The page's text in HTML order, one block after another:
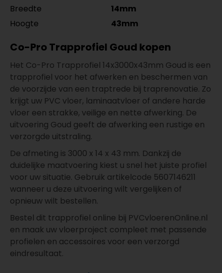
Breedte
14mm
Hoogte
43mm
Co-Pro Trapprofiel Goud kopen
Het Co-Pro Trapprofiel 14x3000x43mm Goud is een
trapprofiel voor het afwerken en beschermen van
de voorzijde van een traptrede bij traprenovatie. Zo
krijgt uw PVC vloer, laminaatvloer of andere harde
vloer een strakke, veilige en nette afwerking. De
uitvoering Goud geeft de afwerking een rustige en
verzorgde uitstraling.
De afmeting is 3000 x 14 x 43 mm. Dankzij de
duidelijke maatvoering kiest u snel het juiste profiel
voor uw situatie. Gebruik artikelcode 5607146211
wanneer u deze uitvoering wilt vergelijken of
opnieuw wilt bestellen.
Bestel dit trapprofiel online bij PVCvloerenOnline.nl
en maak uw vloerproject compleet met passende
profielen en accessoires voor een verzorgd
eindresultaat.